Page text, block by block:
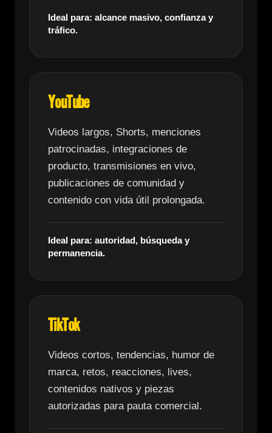
Ideal para: alcance masivo, confianza y
tráfico.
YouTube
Videos largos, Shorts, menciones
patrocinadas, integraciones de
producto, transmisiones en vivo,
publicaciones de comunidad y
contenido con vida útil prolongada.
Ideal para: autoridad, búsqueda y
permanencia.
TikTok
Videos cortos, tendencias, humor de
marca, retos, reacciones, lives,
contenidos nativos y piezas
autorizadas para pauta comercial.